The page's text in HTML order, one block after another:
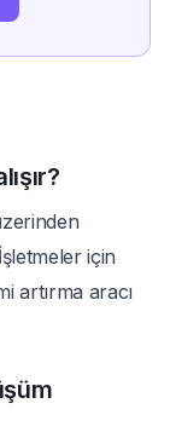
için
artırma aracı